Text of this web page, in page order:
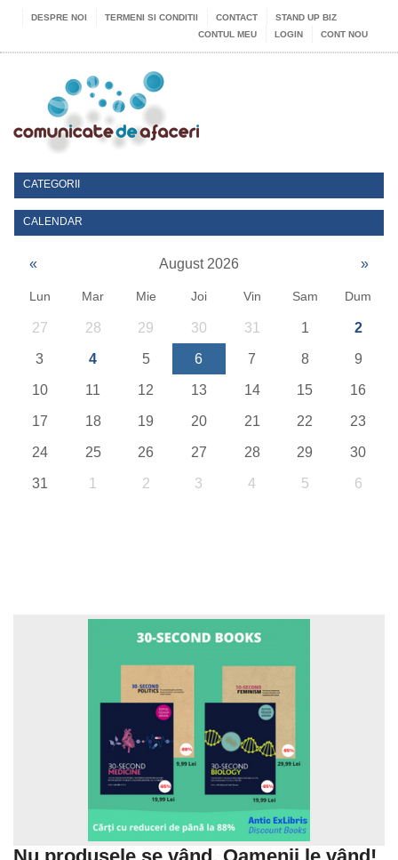
DESPRE NOI TERMENI SI CONDITII CONTACT
STAND UP BIZ
CONTUL MEU
LOGIN CONT NOU
CATEGORII
CALENDAR
« August 2026 »
Lun Mar Mie Joi Vin Sam Dum
27 28 29 30 31 1 2
3 4 5 6 7 8 9
10 11 12 13 14 15 16
17 18 19 20 21 22 23
24 25 26 27 28 29 30
31 1 2 3 4 5 6